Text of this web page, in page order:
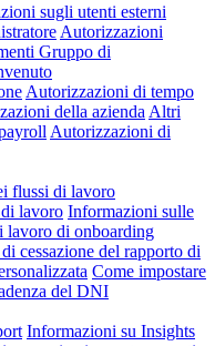
sugli utenti esterni
Autorizzazioni
Gruppo di
Autorizzazioni di tempo
della azienda Altri
Autorizzazioni di
flussi di lavoro
lavoro Informazioni sulle
lavoro di onboarding
cessazione del rapporto di
Come impostare
del DNI
Informazioni su Insights